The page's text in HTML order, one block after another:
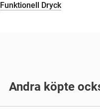
Funktionell Dryck
Andra köpte